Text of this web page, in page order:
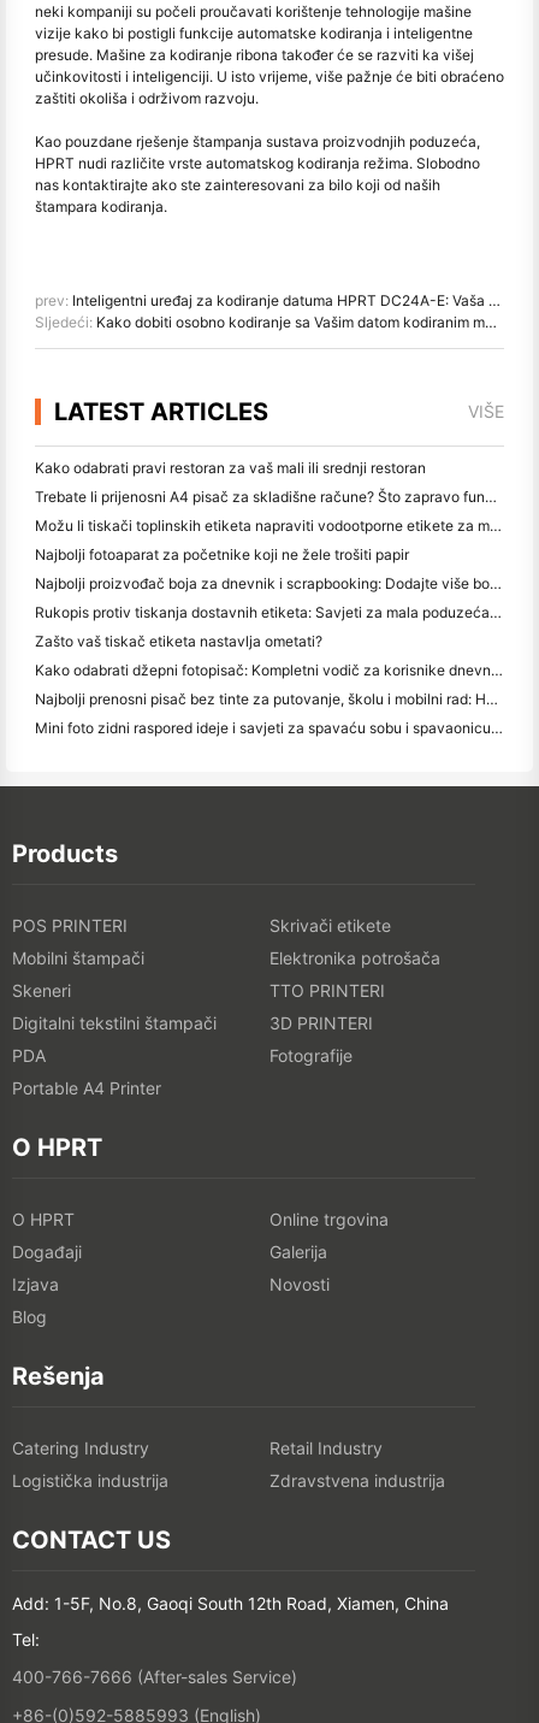
neki kompaniji su počeli proučavati korištenje tehnologije mašine
vizije kako bi postigli funkcije automatske kodiranja i inteligentne
presude. Mašine za kodiranje ribona također će se razviti ka višej
učinkovitosti i inteligenciji. U isto vrijeme, više pažnje će biti obraćeno
zaštiti okoliša i održivom razvoju.
Kao pouzdane rješenje štampanja sustava proizvodnjih poduzeća,
HPRT nudi različite vrste automatskog kodiranja režima. Slobodno
nas kontaktirajte ako ste zainteresovani za bilo koji od naših
štampara kodiranja.
prev: Inteligentni uređaj za kodiranje datuma HPRT DC24A-E: Vaša najbolja zamjena za stroj za kodiranje vrućim štancanjem
Sljedeći: Kako dobiti osobno kodiranje sa Vašim datom kodiranim mašinama
LATEST ARTICLES VIŠE
Kako odabrati pravi restoran za vaš mali ili srednji restoran
Trebate li prijenosni A4 pisač za skladišne račune? Što zapravo funkcionira
Možu li tiskači toplinskih etiketa napraviti vodootporne etikete za male proizvode?
Najbolji fotoaparat za početnike koji ne žele trošiti papir
Najbolji proizvođač boja za dnevnik i scrapbooking: Dodajte više boja na svaku stranicu
Rukopis protiv tiskanja dostavnih etiketa: Savjeti za mala poduzeća u 2026.
Zašto vaš tiskač etiketa nastavlja ometati?
Kako odabrati džepni fotopisač: Kompletni vodič za korisnike dnevnika, putovanja i iPhone-a
Najbolji prenosni pisač bez tinte za putovanje, školu i mobilni rad: Hanin MT620 Pro Pregled
Mini foto zidni raspored ideje i savjeti za spavaću sobu i spavaonicu ukras
Products
POS PRINTERI
Skrivači etikete
Mobilni štampači
Elektronika potrošača
Skeneri
TTO PRINTERI
Digitalni tekstilni štampači
3D PRINTERI
PDA
Fotografije
Portable A4 Printer
O HPRT
O HPRT
Online trgovina
Događaji
Galerija
Izjava
Novosti
Blog
Rešenja
Catering Industry
Retail Industry
Logistička industrija
Zdravstvena industrija
CONTACT US
Add: 1-5F, No.8, Gaoqi South 12th Road, Xiamen, China
Tel:
400-766-7666 (After-sales Service)
+86-(0)592-5885993 (English)